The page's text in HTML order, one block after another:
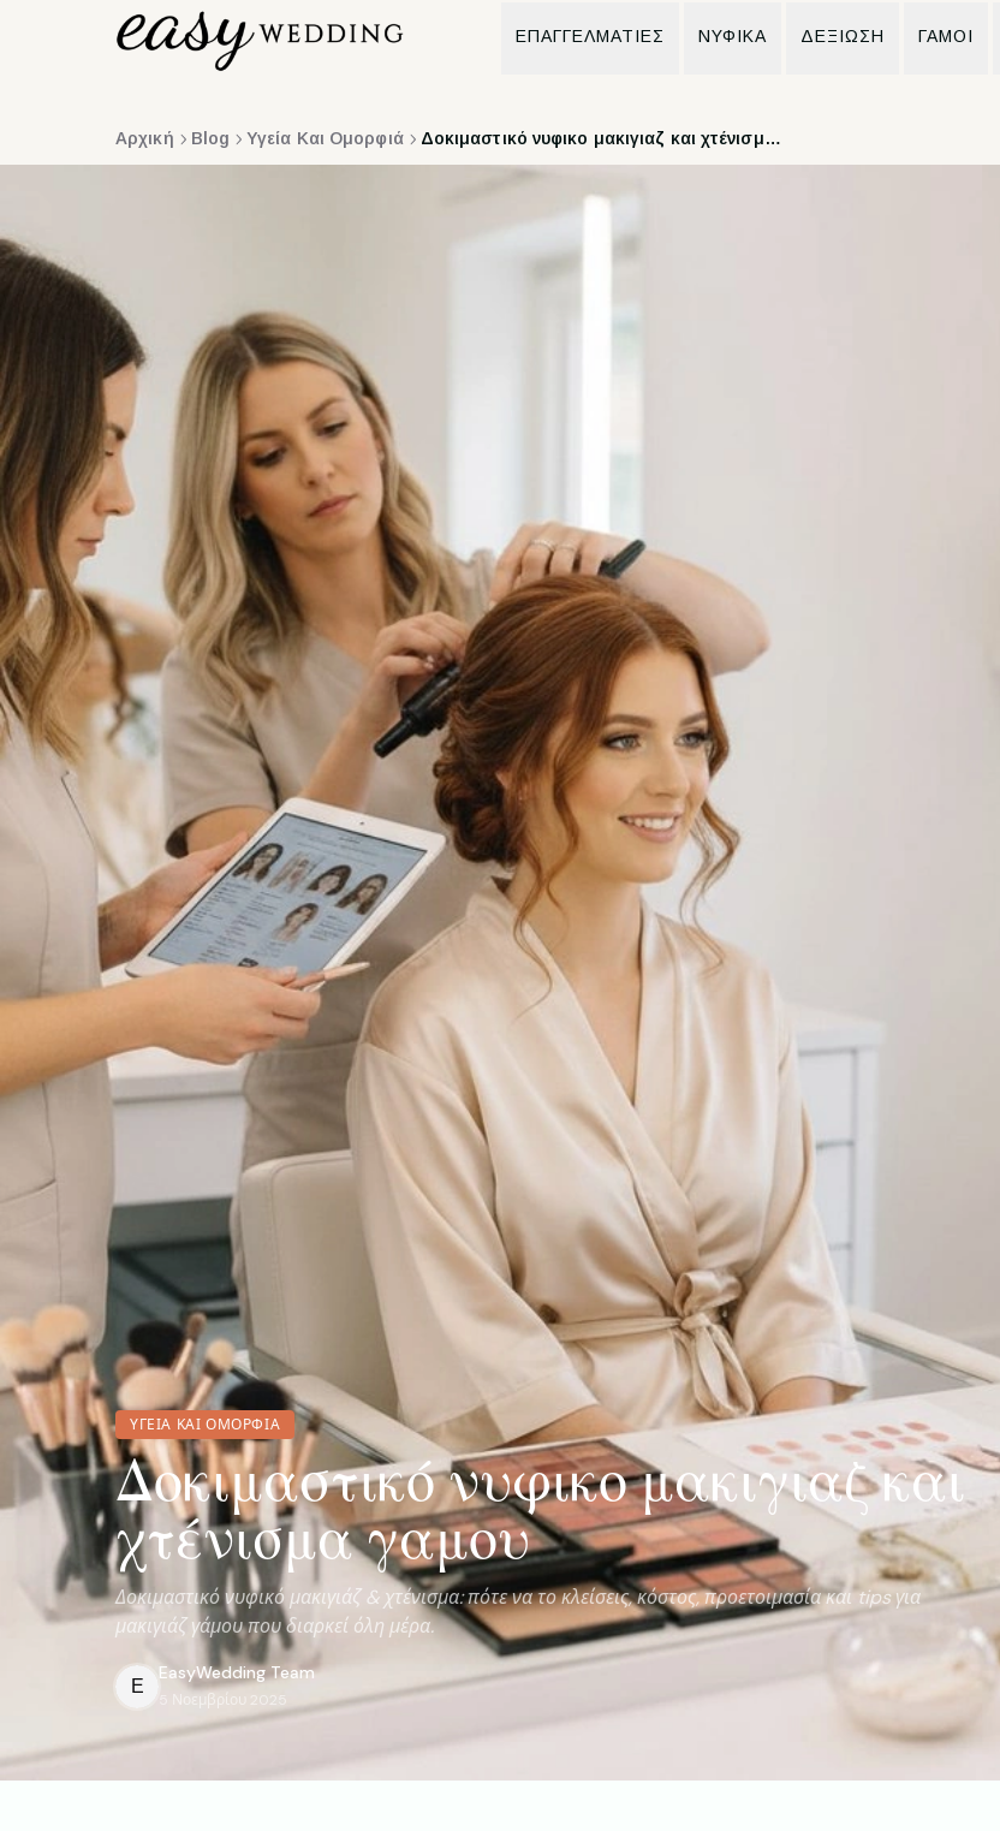
ΕΠΑΓΓΕΛΜΑΤΙΕΣ ΝΥΦΙΚΆ ΔΕΞΙΩΣΗ ΓΆΜΟΙ
Αρχική Blog Υγεία Και Ομορφιά Δοκιμαστικό νυφικο μακιγιαζ και χτένισμα γαμου
ΥΓΕΊΑ ΚΑΙ ΟΜΟΡΦΙΆ
Δοκιμαστικό νυφικο μακιγιαζ και
χτένισμα γαμου
Δοκιμαστικό νυφικό μακιγιάζ & χτένισμα: πότε να το κλείσεις, κόστος, προετοιμασία και tips για
μακιγιάζ γάμου που διαρκεί όλη μέρα.
E
EasyWedding Team
5 Νοεμβρίου 2025